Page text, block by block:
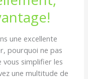
une excellente
pourquoi ne pas
simplifier les
une multitude de